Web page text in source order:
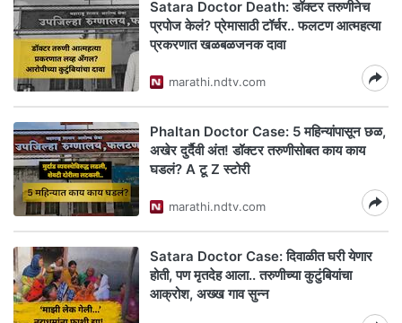
Satara Doctor Death: डॉक्टर तरुणीनेच
प्रपोज केलं? प्रेमासाठी टॉर्चर.. फलटण आत्महत्या
प्रकरणात खळबळजनक दावा
marathi.ndtv.com
Phaltan Doctor Case: 5 महिन्यांपासून छळ,
अखेर दुर्दैवी अंत! डॉक्टर तरुणीसोबत काय काय
घडलं? A टू Z स्टोरी
marathi.ndtv.com
Satara Doctor Case: दिवाळीत घरी येणार
होती, पण मृतदेह आला.. तरुणीच्या कुटुंबियांचा
आक्रोश, अख्ख गाव सुन्न